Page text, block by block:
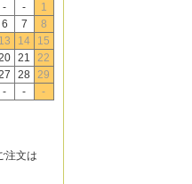
- -
1
6 7
8
13 14
15
21
22
28 29
- - -
注文は